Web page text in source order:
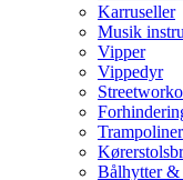
Karruseller
Musik
Vipper
Vippedyr
Trampoliner
Bålhytter &